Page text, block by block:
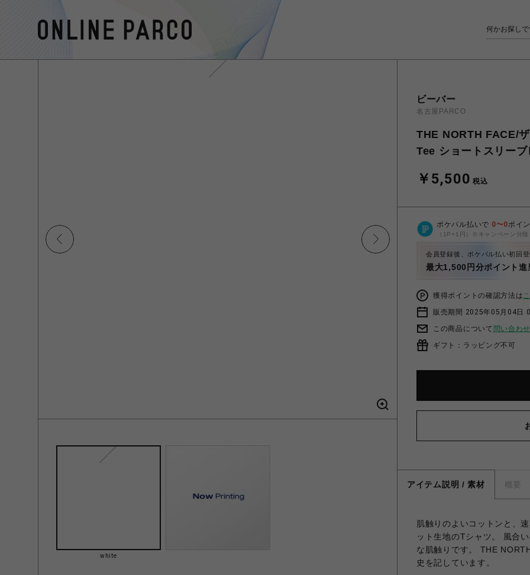
white
ビーバー
名古屋PARCO
THE NORTH FACE/
Tee ショートスリー
￥5,500 税込
ポケパル払いで 0〜0ポイ
（1P=1円）※キャンペーン分除
会員登録後、ポケパル払い初回
最大1,500円分ポイント進
獲得ポイントの確認方法は
販売期間 2025年05月04日
この商品について 問い合わ
ギフト：ラッピング不可
アイテム説明 / 素材 概要
肌触りのよいコットンと、
ット生地のTシャツ。 風合
な肌触りです。 THE
史を記しています。